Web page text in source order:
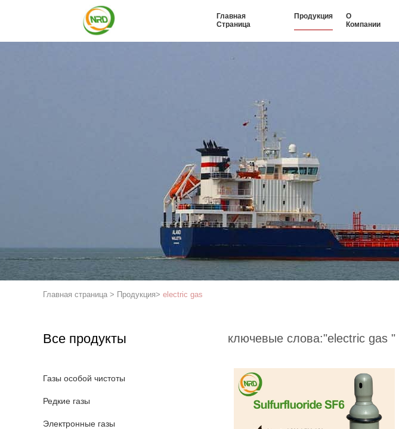
Главная
Страница
Продукция
О
Компании
Главная страница > Продукция> electric gas
Все продукты
Газы особой чистоты
Редкие газы
Электронные газы
ключевые слова:"electric gas "